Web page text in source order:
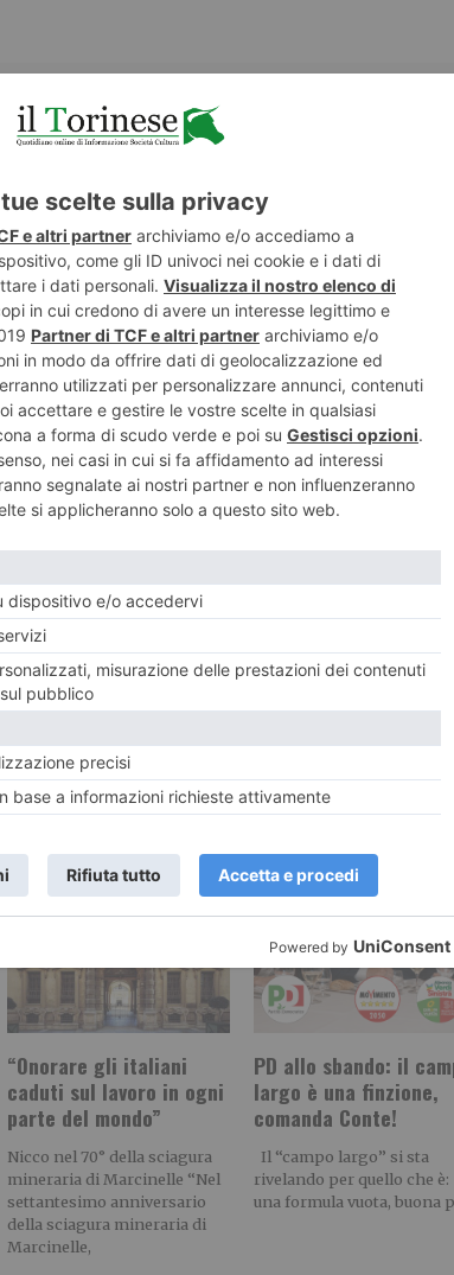
ARTICOLO
Guai col fisco
18,8 milioni e
di
RECENTI:
“Onorare gli italiani
caduti sul lavoro in ogni
parte del mondo”
Nicco nel 70° della sciagura
mineraria di Marcinelle “Nel
settantesimo anniversario
della sciagura mineraria di
Marcinelle,
PD allo sbando: il
largo è una finzione,
comanda Conte!
Il “campo largo” si sta
rivelando per quello che è:
una formula vuota, buona